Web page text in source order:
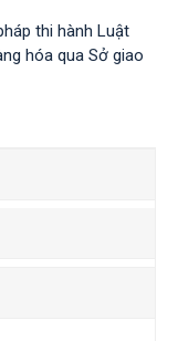
thi hành Luật
hóa qua Sở giao